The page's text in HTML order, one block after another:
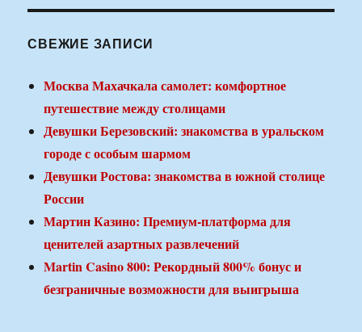
СВЕЖИЕ ЗАПИСИ
Москва Махачкала самолет: комфортное
путешествие между столицами
Девушки Березовский: знакомства в уральском
городе с особым шармом
Девушки Ростова: знакомства в южной столице
России
Мартин Казино: Премиум-платформа для
ценителей азартных развлечений
Martin Casino 800: Рекордный 800% бонус и
безграничные возможности для выигрыша